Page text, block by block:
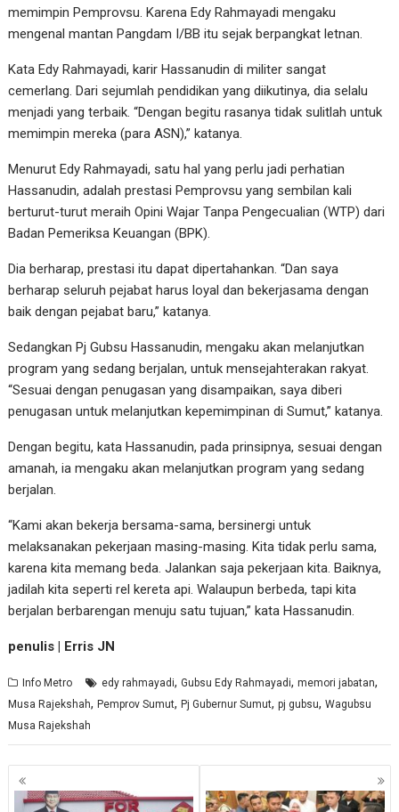
memimpin Pemprovsu. Karena Edy Rahmayadi mengaku
mengenal mantan Pangdam I/BB itu sejak berpangkat letnan.
Kata Edy Rahmayadi, karir Hassanudin di militer sangat
cemerlang. Dari sejumlah pendidikan yang diikutinya, dia selalu
menjadi yang terbaik. “Dengan begitu rasanya tidak sulitlah untuk
memimpin mereka (para ASN),” katanya.
Menurut Edy Rahmayadi, satu hal yang perlu jadi perhatian
Hassanudin, adalah prestasi Pemprovsu yang sembilan kali
berturut-turut meraih Opini Wajar Tanpa Pengecualian (WTP) dari
Badan Pemeriksa Keuangan (BPK).
Dia berharap, prestasi itu dapat dipertahankan. “Dan saya
berharap seluruh pejabat harus loyal dan bekerjasama dengan
baik dengan pejabat baru,” katanya.
Sedangkan Pj Gubsu Hassanudin, mengaku akan melanjutkan
program yang sedang berjalan, untuk mensejahterakan rakyat.
“Sesuai dengan penugasan yang disampaikan, saya diberi
penugasan untuk melanjutkan kepemimpinan di Sumut,” katanya.
Dengan begitu, kata Hassanudin, pada prinsipnya, sesuai dengan
amanah, ia mengaku akan melanjutkan program yang sedang
berjalan.
“Kami akan bekerja bersama-sama, bersinergi untuk
melaksanakan pekerjaan masing-masing. Kita tidak perlu sama,
karena kita memang beda. Jalankan saja pekerjaan kita. Baiknya,
jadilah kita seperti rel kereta api. Walaupun berbeda, tapi kita
berjalan berbarengan menuju satu tujuan,” kata Hassanudin.
penulis | Erris JN
Info Metro edy rahmayadi,Gubsu Edy Rahmayadi,memori jabatan,
Musa Rajekshah,Pemprov Sumut,Pj Gubernur Sumut,pj gubsu,Wagubsu
Musa Rajekshah
Navigasi
pos